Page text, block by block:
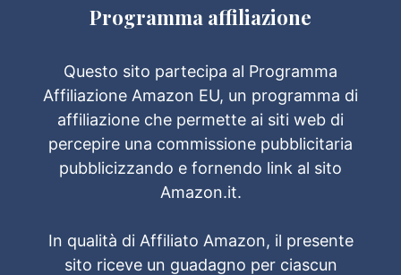
Programma affiliazione
Questo sito partecipa al Programma
Affiliazione Amazon EU, un programma di
affiliazione che permette ai siti web di
percepire una commissione pubblicitaria
pubblicizzando e fornendo link al sito
Amazon.it.
In qualità di Affiliato Amazon, il presente
sito riceve un guadagno per ciascun